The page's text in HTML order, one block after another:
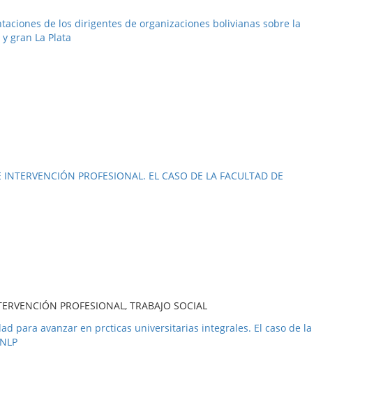
de los dirigentes de organizaciones bolivianas sobre la
gran La Plata
PROFESIONAL. EL CASO DE LA FACULTAD DE
PROFESIONAL, TRABAJO SOCIAL
para avanzar en prcticas universitarias integrales. El caso de la